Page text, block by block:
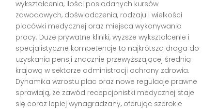
wykształcenia, ilości posiadanych kursów
zawodowych, doświadczenia, rodzaju i wielkości
placówki medycznej oraz miejsca wykonywania
pracy. Duże prywatne kliniki, wyższe wykształcenie i
specjalistyczne kompetencje to najkrótsza droga do
uzyskania pensji znacznie przewyższającej średnią
krajową w sektorze administracji ochrony zdrowia.
Dynamika wzrostu płac oraz nowe regulacje prawne
sprawiają, że zawód recepcjonistki medycznej staje
się coraz lepiej wynagradzany, oferując szerokie